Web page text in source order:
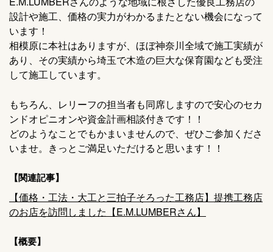
設計や施工、価格の実力がわかるまたとない機会になって
います！
相模原に本社はありますが、ほぼ神奈川全域で施工実績が
あり、その実績から埼玉で木造の巨大な保育園なども受注
して施工しています。
もちろん、レリーフの担当者も同席しますので安心のセカ
ンドオピニオンや資金計画相談付きです！！
どのようなことでもかまいませんので、ぜひご参加くださ
いませ。きっとご満足いただけると思います！！
【関連記事】
【価格・工法・大工と三拍子そろった工務店】提携工務店
のお店を訪問しました【E.M.LUMBERさん】
【概要】